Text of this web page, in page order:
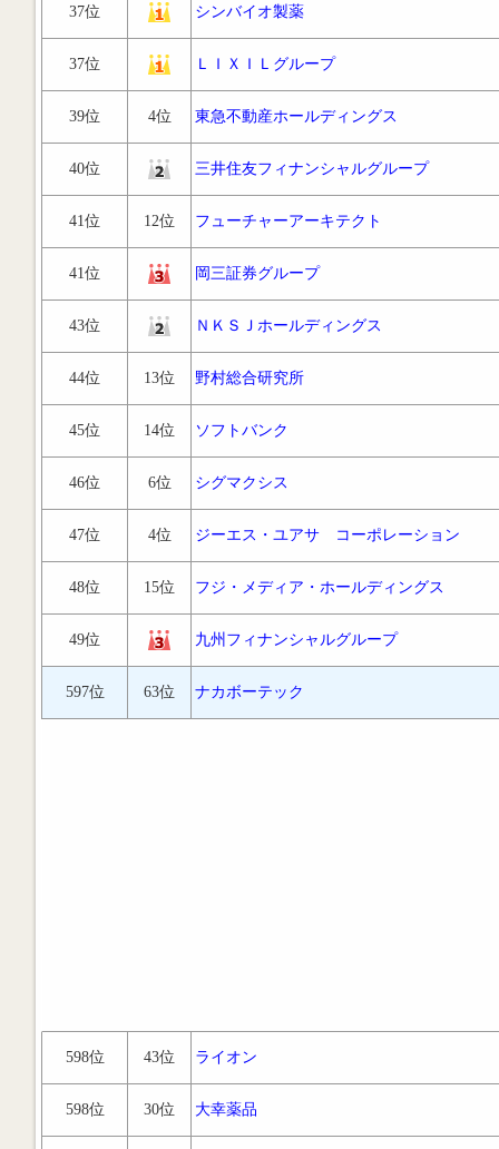
37位 シンバイオ製薬
37位 ＬＩＸＩＬグループ
39位 4位 東急不動産ホールディングス
40位 三井住友フィナンシャルグループ
41位 12位 フューチャーアーキテクト
41位 岡三証券グループ
43位 ＮＫＳＪホールディングス
44位 13位 野村総合研究所
45位 14位 ソフトバンク
46位 6位 シグマクシス
47位 4位 ジーエス・ユアサ コーポレーション
48位 15位 フジ・メディア・ホールディングス
49位 九州フィナンシャルグループ
597位 63位 ナカボーテック
598位 43位 ライオン
598位 30位 大幸薬品